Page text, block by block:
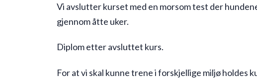
Vi avslutter kurset med en morsom test der
gjennom åtte uker.
Diplom etter avsluttet kurs.
For at vi skal kunne trene i forskjellige miljø holdes